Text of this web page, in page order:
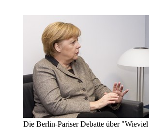
Die Berlin-Pariser Debatte über